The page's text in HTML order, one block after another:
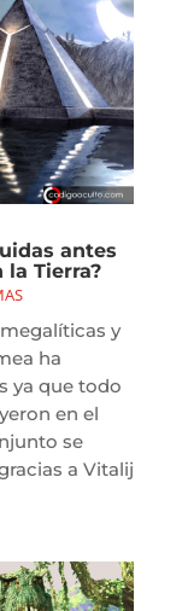
antes
Tierra?
y
ha
ya que todo
en el
se
a Vitalij